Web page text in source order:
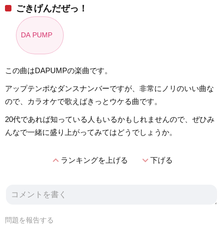
ごきげんだぜっ！
DA PUMP
この曲はDAPUMPの楽曲です。
アップテンポなダンスナンバーですが、非常にノリのいい曲な
ので、カラオケで歌えばきっとウケる曲です。
20代であれば知っている人もいるかもしれませんので、ぜひみ
んなで一緒に盛り上がってみてはどうでしょうか。
expand_lessランキングを上げる expand_more下げる
問題を報告する